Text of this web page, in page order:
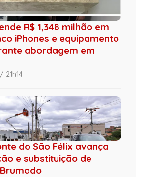
R$ 1,348 milhão em
iPhones e equipamento
abordagem em
21h14
do São Félix avança
e substituição de